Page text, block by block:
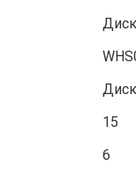
15
6